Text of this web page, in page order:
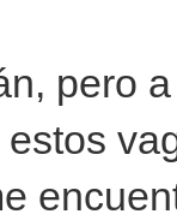
pero